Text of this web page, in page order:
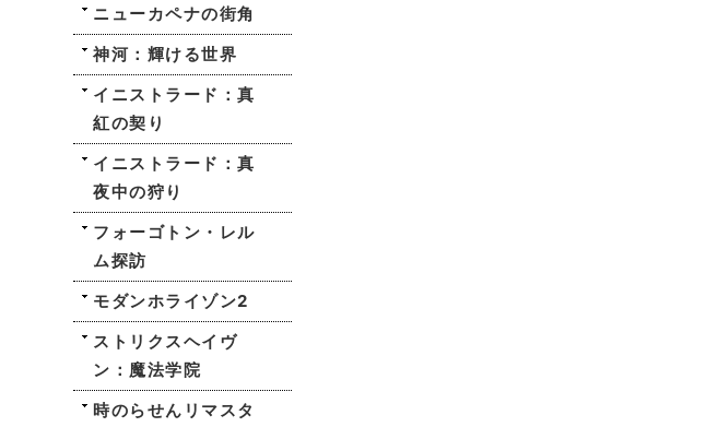
ニューカペナの街角
神河：輝ける世界
イニストラード：真
紅の契り
イニストラード：真
夜中の狩り
フォーゴトン・レル
ム探訪
モダンホライゾン2
ストリクスヘイヴ
ン：魔法学院
時のらせんリマスタ